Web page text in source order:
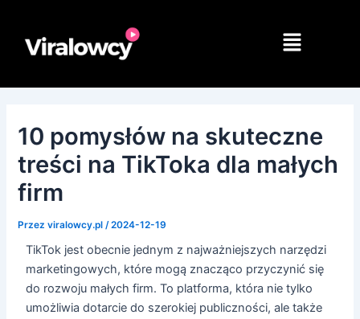
treści
Menu
10 pomysłów na skuteczne
treści na TikToka dla małych
firm
Przezviralowcy.pl/2024-12-19
TikTok jest obecnie jednym z najważniejszych narzędzi
marketingowych, które mogą znacząco przyczynić się
do rozwoju małych firm. To platforma, która nie tylko
umożliwia dotarcie do szerokiej publiczności, ale także